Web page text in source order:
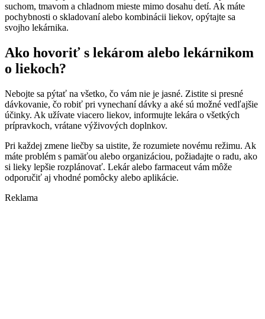
suchom, tmavom a chladnom mieste mimo dosahu detí. Ak máte
pochybnosti o skladovaní alebo kombinácii liekov, opýtajte sa
svojho lekárnika.
Ako hovoriť s lekárom alebo lekárnikom
o liekoch?
Nebojte sa pýtať na všetko, čo vám nie je jasné. Zistite si presné
dávkovanie, čo robiť pri vynechaní dávky a aké sú možné vedľajšie
účinky. Ak užívate viacero liekov, informujte lekára o všetkých
prípravkoch, vrátane výživových doplnkov.
Pri každej zmene liečby sa uistite, že rozumiete novému režimu. Ak
máte problém s pamäťou alebo organizáciou, požiadajte o radu, ako
si lieky lepšie rozplánovať. Lekár alebo farmaceut vám môže
odporučiť aj vhodné pomôcky alebo aplikácie.
Reklama